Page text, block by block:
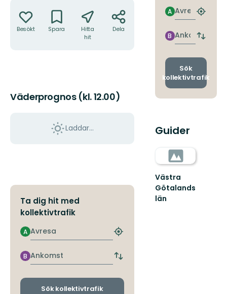
Besökt Spara
Hitta
hit
Dela
Väderprognos (kl. 12.00)
Laddar...
Ta dig hit med
kollektivtrafik
Avresa
A
Hitta
hållplats
Ankomst
B
Byt
och
Sök kollektivtrafik
Avresa
A
Hitta
Ankomst
B
Byt
och
Sök
kollektivtrafik
Guider
Västra
Götalands
län